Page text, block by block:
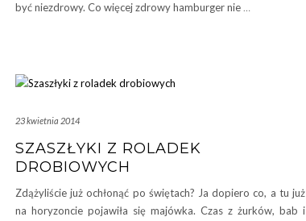
być niezdrowy. Co więcej zdrowy hamburger nie…
23 kwietnia 2014
SZASZŁYKI Z ROLADEK
DROBIOWYCH
Zdążyliście już ochłonąć po świętach? Ja dopiero co, a tu już
na horyzoncie pojawiła się majówka. Czas z żurków, bab i